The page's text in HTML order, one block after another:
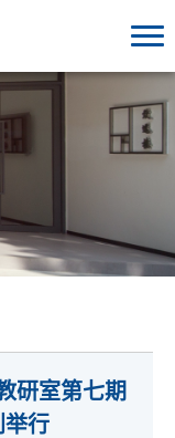
研室第七期
举行